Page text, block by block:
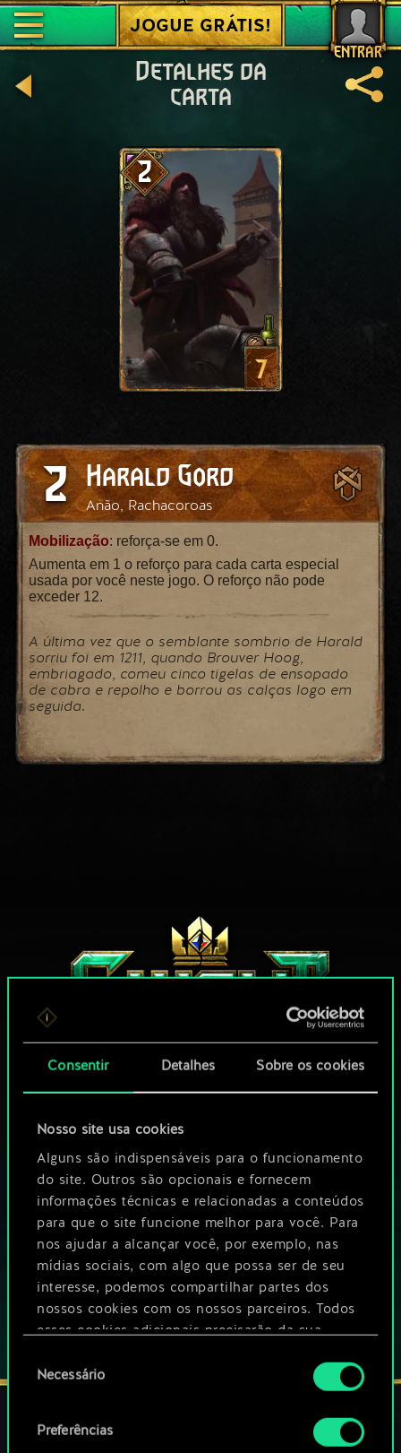
Consentir Detalhes Sobre os cookies
Nosso site usa cookies
Alguns são indispensáveis para o funcionamento
do site. Outros são opcionais e fornecem
informações técnicas e relacionadas a conteúdos
para que o site funcione melhor para você. Para
nos ajudar a alcançar você, por exemplo, nas
mídias sociais, com algo que possa ser de seu
interesse, podemos compartilhar partes dos
nossos cookies com os nossos parceiros. Todos
esses cookies adicionais precisarão da sua
Você encontrará todos os detalhes sobre o uso
de cookies e poderá ajustar as suas preferências
no menu "Configurações" abaixo.
deNecessário
Preferências
ENTRAR
JOGUE GRÁTIS!
Detalhes da
carta
2
7
2 Harald Gord
Anão, Rachacoroas
Mobilização: reforça-se em 0.
Aumenta em 1 o reforço para cada carta especial
usada por você neste jogo. O reforço não pode
exceder 12.
A última vez que o semblante sombrio de Harald
sorriu foi em 1211, quando Brouver Hoog,
embriagado, comeu cinco tigelas de ensopado
de cabra e repolho e borrou as calças logo em
seguida.
QUE TAL UMA RODADA DE GWENT?
JOGUE GRÁTIS
NO PC
Este jogo oferece compras no jogo
JOGUE TAMBÉM NO: